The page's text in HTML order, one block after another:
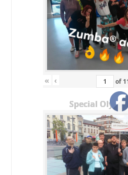
« ‹ of
Special